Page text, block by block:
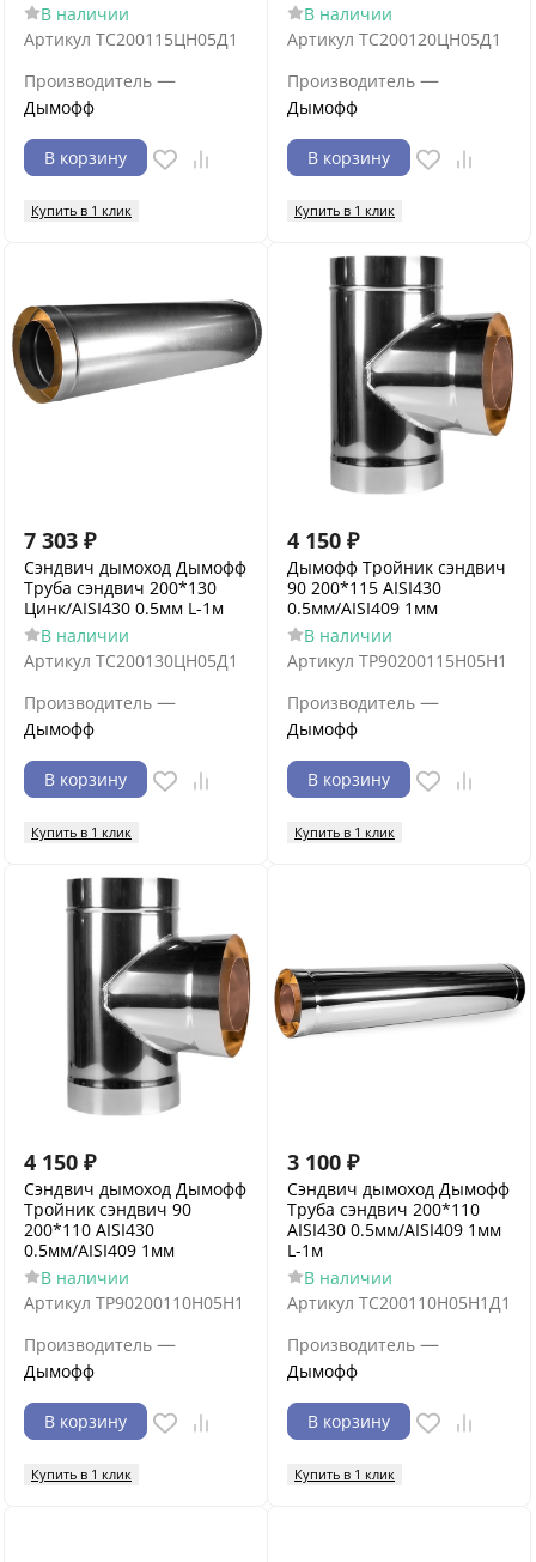
В наличии
Артикул ТС200115ЦН05Д1
Производитель —
Дымофф
В корзину
Купить в 1 клик
В наличии
Артикул ТС200120ЦН05Д1
Производитель —
Дымофф
В корзину
Купить в 1 клик
7 303 ₽
Сэндвич дымоход Дымофф
Труба сэндвич 200*130
Цинк/AISI430 0.5мм L-1м
В наличии
Артикул ТС200130ЦН05Д1
Производитель —
Дымофф
В корзину
Купить в 1 клик
4 150 ₽
Дымофф Тройник сэндвич
90 200*115 AISI430
0.5мм/AISI409 1мм
В наличии
Артикул ТР90200115Н05Н1
Производитель —
Дымофф
В корзину
Купить в 1 клик
4 150 ₽
Сэндвич дымоход Дымофф
Тройник сэндвич 90
200*110 AISI430
0.5мм/AISI409 1мм
В наличии
Артикул ТР90200110Н05Н1
Производитель —
Дымофф
В корзину
Купить в 1 клик
3 100 ₽
Сэндвич дымоход Дымофф
Труба сэндвич 200*110
AISI430 0.5мм/AISI409 1мм
L-1м
В наличии
Артикул ТС200110Н05Н1Д1
Производитель —
Дымофф
В корзину
Купить в 1 клик